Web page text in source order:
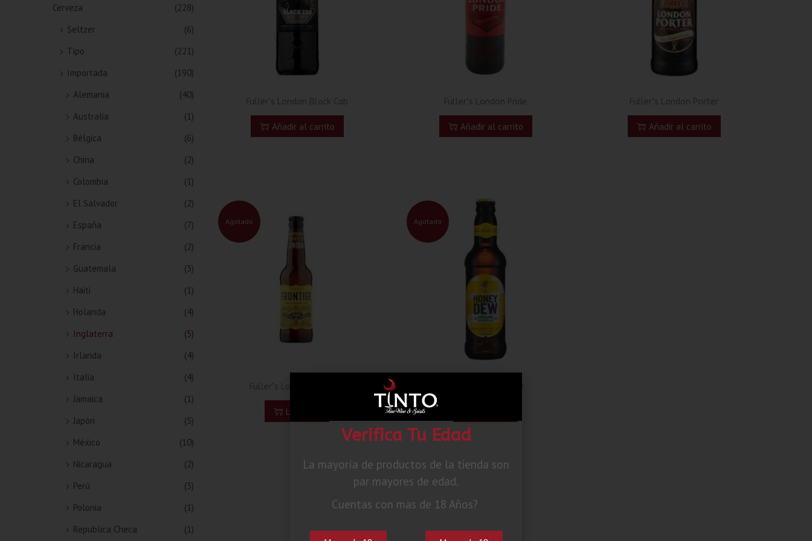
Añadir al carrito Añadir al carrito Añadir al carrito
Agotado
Leer más
Agotado
Cerveza
(228)
Seltzer
(6)
Tipo
(221)
Importada
(190)
Alemania
(40)
Australia
(1)
Bélgica
(6)
China
(2)
Colombia
(1)
El Salvador
(2)
España
(7)
Francia
(2)
Guatemala
(3)
Haiti
(1)
Holanda
(4)
Inglaterra
(5)
Irlanda
(4)
Italia
(4)
Jamaica
(1)
Japón
(5)
México
(10)
Nicaragua
(2)
Perú
(3)
Polonia
(1)
Republica Checa
(1)
Verifica Tu Edad
La mayoría de productos de la tienda son
par mayores de edad.
Cuentas con mas de 18 Años?